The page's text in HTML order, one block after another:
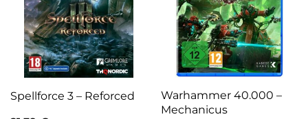
Spellforce 3 – Reforced
Warhammer 40.000 –
Mechanicus